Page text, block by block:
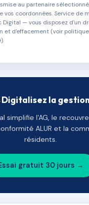
au partenaire
vos coordonnées. Service de
Digital — vous disposez d'un
et d'effacement (voir
Digitalisez la
simplifie l'AG, le
ALUR et la
résidents.
gratuit 30 jours →